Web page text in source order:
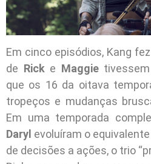
Em cinco episódios, Kang
de Rick e Maggietivessem
que os 16 da oitava
tropeços e mudanças
Em uma temporada
Daryl evoluíram o
de decisões a ações, o trio